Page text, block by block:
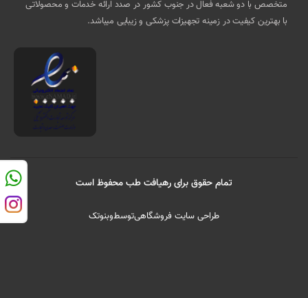
متخصص با دو شعبه فعال در جنوب کشور در صدد ارائه خدمات و محصولاتی
با بهترین کیفیت در زمینه تجهیزات پزشکی و زیبایی میباشد.
تمام حقوق برای رهیافت طب محفوظ است
طراحی سایت فروشگاهیتوسطوبنوتک